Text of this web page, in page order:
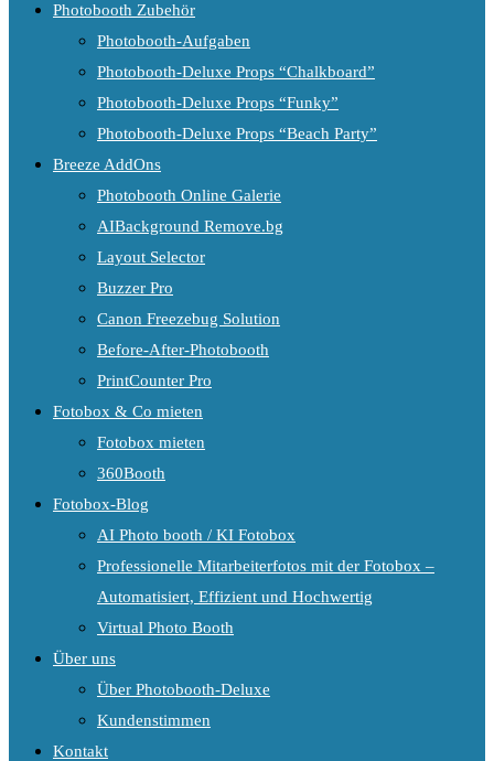
Photobooth Zubehör
Photobooth-Aufgaben
Photobooth-Deluxe Props “Chalkboard”
Photobooth-Deluxe Props “Funky”
Photobooth-Deluxe Props “Beach Party”
Breeze AddOns
Photobooth Online Galerie
AIBackground Remove.bg
Layout Selector
Buzzer Pro
Canon Freezebug Solution
Before-After-Photobooth
PrintCounter Pro
Fotobox & Co mieten
Fotobox mieten
360Booth
Fotobox-Blog
AI Photo booth / KI Fotobox
Professionelle Mitarbeiterfotos mit der Fotobox –
Automatisiert, Effizient und Hochwertig
Virtual Photo Booth
Über uns
Über Photobooth-Deluxe
Kundenstimmen
Kontakt